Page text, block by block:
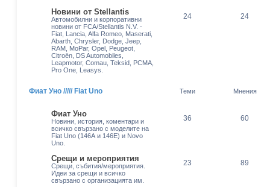
Новини от Stellantis
Автомобилни и корпоративни
новини от FCA/Stellantis N.V. -
Fiat, Lancia, Alfa Romeo, Maserati,
Abarth, Chrysler, Dodge, Jeep,
RAM, MoPar, Opel, Peugeot,
Citroën, DS Automobiles,
Leapmotor, Comau, Teksid, PCMA,
Pro One, Leasys.
24 24
Фиат Уно ///// Fiat Uno Теми Мнения
Фиат Уно
Новини, история, коментари и
всичко свързано с моделите на
Fiat Uno (146А и 146Е) и Novo
Uno.
36 60
Срещи и мероприятия
Срещи, събития/мероприятия.
Идеи за срещи и всичко
свързано с организацията им.
23 89